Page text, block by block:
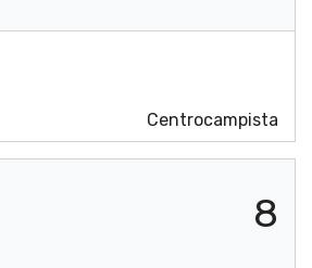
Centrocampista
8